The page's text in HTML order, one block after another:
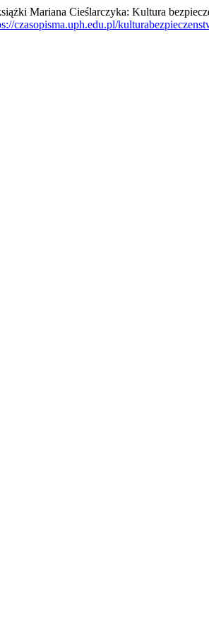
Mariana Cieślarczyka: Kultura
czasopisma.uph.edu.pl/